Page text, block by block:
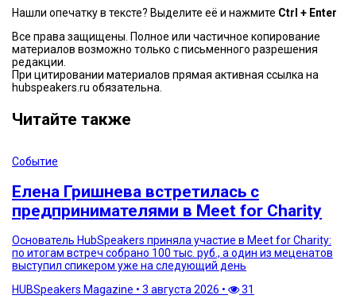
Нашли опечатку в тексте? Выделите её и нажмите Ctrl + Enter
Все права защищены. Полное или частичное копирование
материалов возможно только с письменного разрешения
редакции.
При цитировании материалов прямая активная ссылка на
hubspeakers.ru обязательна.
Читайте также
Событие
Елена Гришнева встретилась с
предпринимателями в Meet for Charity
Основатель HubSpeakers приняла участие в Meet for Charity:
по итогам встреч собрано 100 тыс. руб., а один из меценатов
выступил спикером уже на следующий день
HUBSpeakers Magazine • 3 августа 2026 • 31